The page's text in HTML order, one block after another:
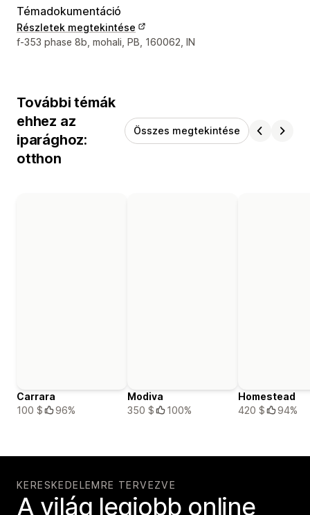
Témadokumentáció
Részletek megtekintése
Dizájner kapcsolattartási adatai
f-353 phase 8b, mohali, PB, 160062, IN
További témák
ehhez az
iparághoz:
otthon
Összes megtekintése
Carrara
100 $
96%
Modiva
350 $
100%
Homestead
420 $
94%
KERESKEDELEMRE TERVEZVE
A világ legjobb online